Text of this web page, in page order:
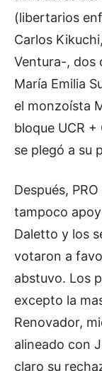
(libertarios
Carlos
Ventura-, dos
María Emilia
el monzoísta
bloque UCR
se plegó a su
Después,
tampoco
Daletto y los
votaron a
abstuvo. Los
excepto la
Renovador,
alineado con
claro su